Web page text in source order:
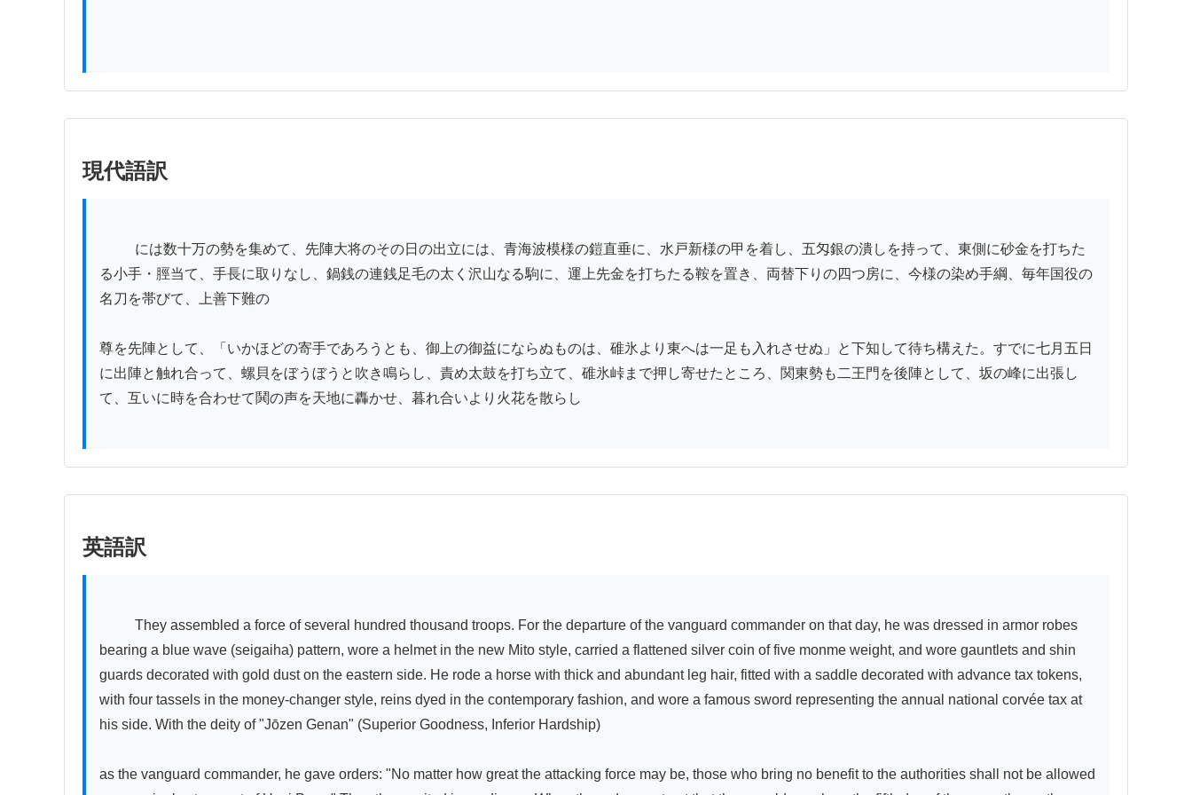
現代語訳
る小手・脛当て、手長に取りなし、鍋銭の連銭足毛の太く沢山なる駒に、運上先金を打ちたる鞍を置き、両替下りの四つ房に、今様の染め手綱、毎年国役の
名刀を帯びて、上善下難の
尊を先陣として、「いかほどの寄手であろうとも、御上の御益にならぬものは、碓氷より東へは一足も入れさせぬ」と下知して待ち構えた。すでに七月五日
に出陣と触れ合って、螺貝をぼうぼうと吹き鳴らし、責め太鼓を打ち立て、碓氷峠まで押し寄せたところ、関東勢も二王門を後陣として、坂の峰に出張し
て、互いに時を合わせて鬨の声を天地に轟かせ、暮れ合いより火花を散らし
英語訳
bearing a blue wave (seigaiha) pattern, wore a helmet in the new Mito style, carried a flattened silver coin of five monme weight, and wore gauntlets and shin
guards decorated with gold dust on the eastern side. He rode a horse with thick and abundant leg hair, fitted with a saddle decorated with advance tax tokens,
with four tassels in the money-changer style, reins dyed in the contemporary fashion, and wore a famous sword representing the annual national corvée tax at
his side. With the deity of "Jōzen Genan" (Superior Goodness, Inferior Hardship)
as the vanguard commander, he gave orders: "No matter how great the attacking force may be, those who bring no benefit to the authorities shall not be allowed